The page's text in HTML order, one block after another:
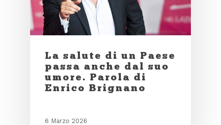
La salute di un Paese
passa anche dal suo
umore. Parola di
Enrico Brignano
6 Marzo 2026